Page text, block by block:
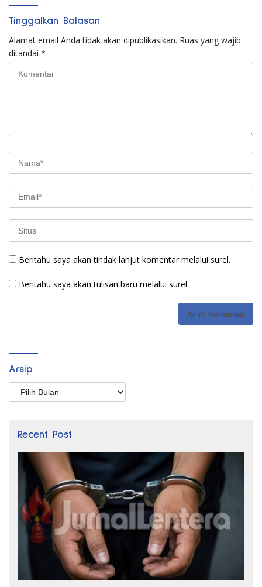
Tinggalkan Balasan
Alamat email Anda tidak akan dipublikasikan. Ruas yang wajib
ditandai *
Beritahu saya akan tindak lanjut komentar melalui surel.
Beritahu saya akan tulisan baru melalui surel.
Arsip
Arsip
Recent Post